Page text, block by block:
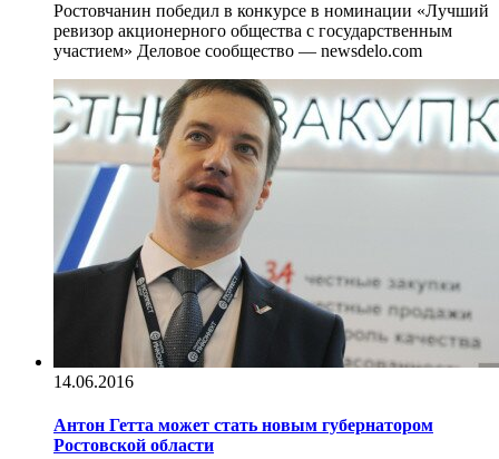
Ростовчанин победил в конкурсе в номинации «Лучший
ревизор акционерного общества с государственным
участием» Деловое сообщество — newsdelo.com
14.06.2016
Антон Гетта может стать новым губернатором
Ростовской области